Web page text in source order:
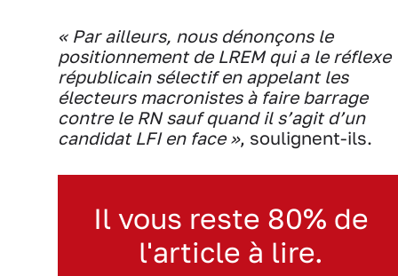
« Par ailleurs, nous dénonçons le
positionnement de LREM qui a le réflexe
républicain sélectif en appelant les
électeurs macronistes à faire barrage
contre le RN sauf quand il s’agit d’un
candidat LFI en face », soulignent-ils.
Il vous reste 80% de
l'article à lire.